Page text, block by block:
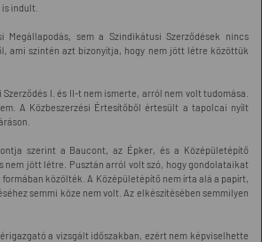
indult.
Megállapodás, sem a Szindikátusi Szerződések nincs
ami szintén azt bizonyítja, hogy nem jött létre közöttük
I. és II-t nem ismerte, arról nem volt tudomása.
A Közbeszerzési Értesítőből értesült a tapolcai nyílt
szerint a Baucont, az Épker, és a Középületépítő
nem jött létre. Pusztán arról volt szó, hogy gondolataikat
közölték. A Középületépítő nem írta alá a papírt,
semmi köze nem volt. Az elkészítésében semmilyen
a vizsgált időszakban, ezért nem képviselhette